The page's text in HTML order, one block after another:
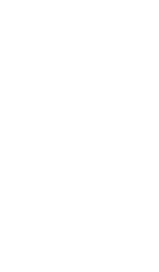
製造・生産工程、商品企画、マーケティング